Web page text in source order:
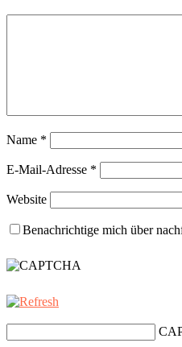
Name *
E-Mail-Adresse *
Website
Benachrichtige mich über